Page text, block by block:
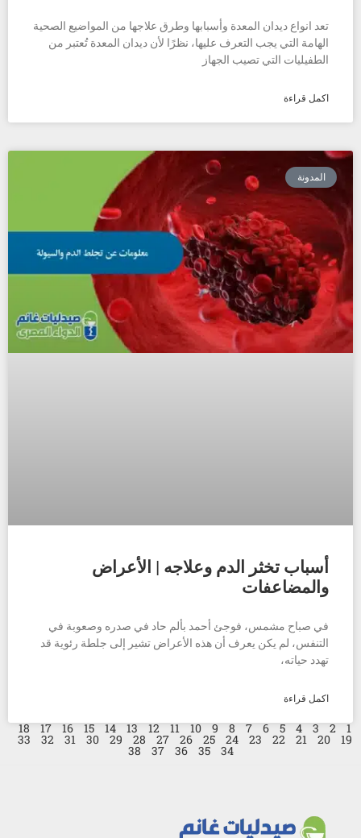
تعد انواع ديدان المعدة وأسبابها وطرق علاجها من المواضيع الصحية
الهامة التي يجب التعرف عليها، نظرًا لأن ديدان المعدة تُعتبر من
الطفيليات التي تصيب الجهاز
اكمل قراءة
المدونة
أسباب تخثر الدم وعلاجه | الأعراض
والمضاعفات
في صباح مشمس، فوجئ أحمد بألم حاد في صدره وصعوبة في
التنفس، لم يكن يعرف أن هذه الأعراض تشير إلى جلطة رئوية قد
تهدد حياته،
اكمل قراءة
1
2
3
4
5
6
7
8
9
10
11
12
13
14
15
16
17
18
19
20
21
22
23
24
25
26
27
28
29
30
31
32
33
34
35
36
37
38